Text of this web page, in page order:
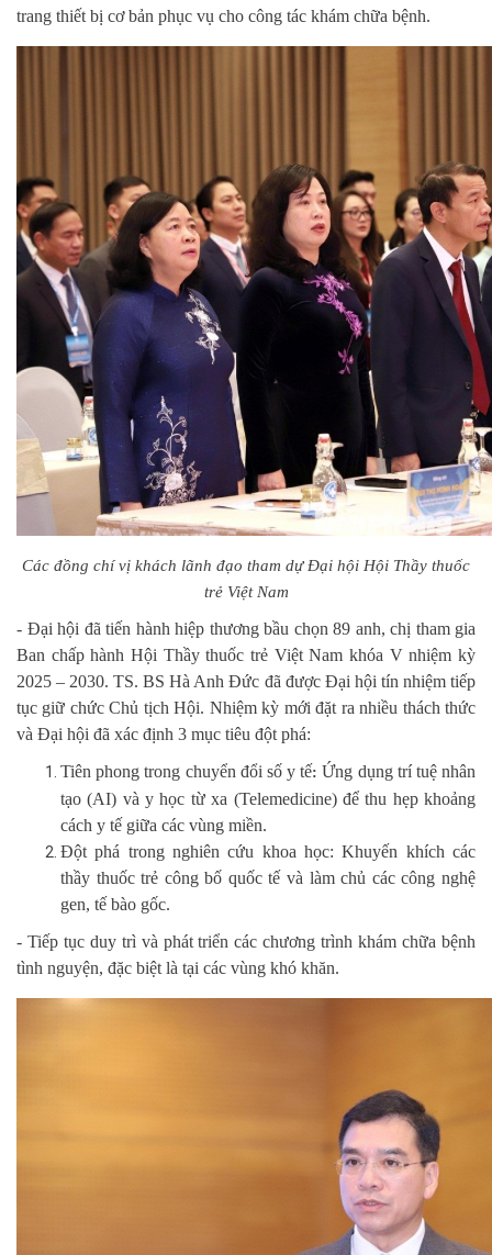
trang thiết bị cơ bản phục vụ cho công tác khám chữa bệnh.
Các đồng chí vị khách lãnh đạo tham dự Đại hội Hội Thầy thuốc
trẻ Việt Nam
- Đại hội đã tiến hành hiệp thương bầu chọn 89 anh, chị tham gia
Ban chấp hành Hội Thầy thuốc trẻ Việt Nam khóa V nhiệm kỳ
2025 – 2030. TS. BS Hà Anh Đức đã được Đại hội tín nhiệm tiếp
tục giữ chức Chủ tịch Hội. Nhiệm kỳ mới đặt ra nhiều thách thức
và Đại hội đã xác định 3 mục tiêu đột phá:
Tiên phong trong chuyển đổi số y tế: Ứng dụng trí tuệ nhân
tạo (AI) và y học từ xa (Telemedicine) để thu hẹp khoảng
cách y tế giữa các vùng miền.
Đột phá trong nghiên cứu khoa học: Khuyến khích các
thầy thuốc trẻ công bố quốc tế và làm chủ các công nghệ
gen, tế bào gốc.
- Tiếp tục duy trì và phát triển các chương trình khám chữa bệnh
tình nguyện, đặc biệt là tại các vùng khó khăn.